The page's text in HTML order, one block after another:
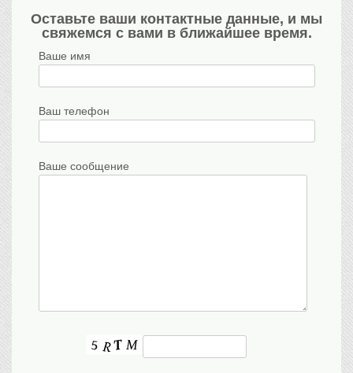
Оставьте ваши контактные данные, и мы
свяжемся с вами в ближайшее время.
Ваше имя
Ваш телефон
Ваше сообщение